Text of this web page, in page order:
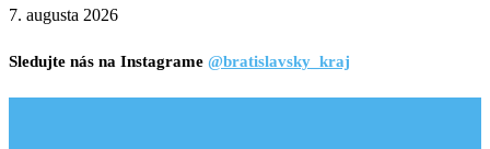
7. augusta 2026
Sledujte nás na Instagrame @bratislavsky_kraj